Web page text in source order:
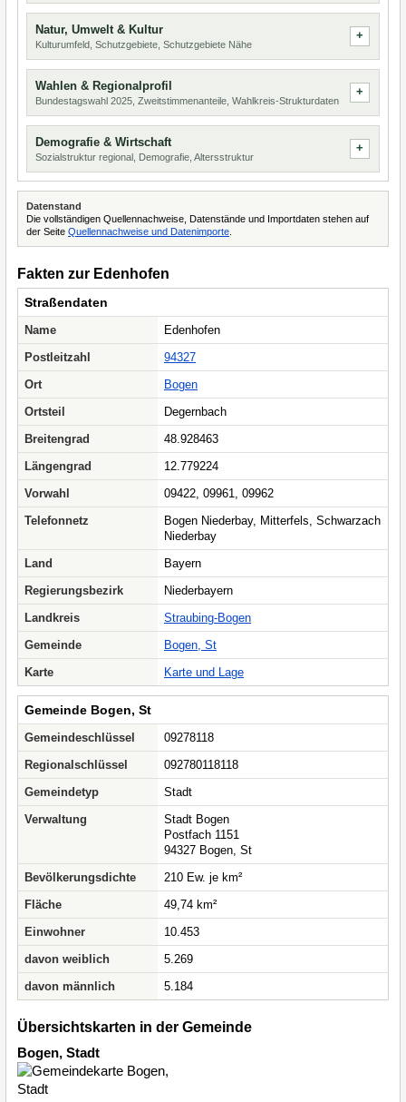
Natur, Umwelt & Kultur
Kulturumfeld, Schutzgebiete, Schutzgebiete Nähe
Wahlen & Regionalprofil
Bundestagswahl 2025, Zweitstimmenanteile, Wahlkreis-Strukturdaten
Demografie & Wirtschaft
Sozialstruktur regional, Demografie, Altersstruktur
Datenstand
Die vollständigen Quellennachweise, Datenstände und Importdaten stehen auf
der Seite Quellennachweise und Datenimporte
Fakten zur Edenhofen
Straßendaten
Name
Edenhofen
Postleitzahl
94327
Ort
Bogen
Ortsteil
Degernbach
Breitengrad
48.928463
Längengrad
12.779224
Vorwahl
09422, 09961, 09962
Telefonnetz
Bogen Niederbay, Mitterfels, Schwarzach
Niederbay
Land
Bayern
Regierungsbezirk
Niederbayern
Landkreis
Straubing-Bogen
Gemeinde
Bogen, St
Karte
Karte und Lage
Gemeinde Bogen, St
Gemeindeschlüssel
09278118
Regionalschlüssel
092780118118
Gemeindetyp
Stadt
Verwaltung
Stadt Bogen
Postfach 1151
94327 Bogen, St
Bevölkerungsdichte
210 Ew. je km²
Fläche
49,74 km²
Einwohner
10.453
davon weiblich
5.269
davon männlich
5.184
Übersichtskarten in der Gemeinde
Bogen, Stadt